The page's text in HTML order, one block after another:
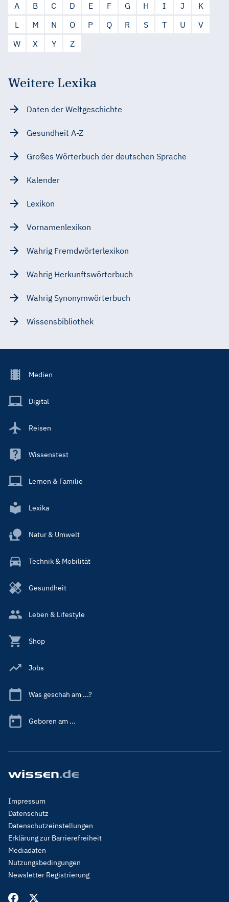
A B C D E F G H I J
K
L
M N O P Q R S T U
V
W
X Y Z
Weitere Lexika
Daten der Weltgeschichte
Gesundheit A-Z
Großes Wörterbuch der deutschen Sprache
Kalender
Lexikon
Vornamenlexikon
Wahrig Fremdwörterlexikon
Wahrig Herkunftswörterbuch
Wahrig Synonymwörterbuch
Wissensbibliothek
Footer
Main
Medien
Digital
Reisen
Wissenstest
Lernen & Familie
Lexika
Natur & Umwelt
Technik & Mobilität
Gesundheit
Leben & Lifestyle
Shop
Jobs
Was geschah am ...?
Geboren am ...
Footer
Menu
Legal
Impressum
Datenschutz
Datenschutzeinstellungen
Erklärung zur Barrierefreiheit
Mediadaten
Nutzungsbedingungen
Newsletter Registrierung